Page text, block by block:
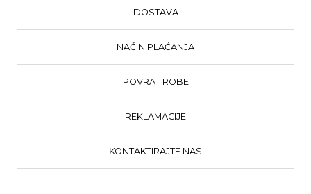
DOSTAVA
NAČIN PLAĆANJA
POVRAT ROBE
REKLAMACIJE
KONTAKTIRAJTE NAS